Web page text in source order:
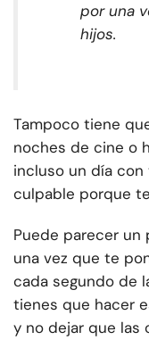
por una
hijos.
Tampoco tiene
noches de cine o
incluso un día
culpable porque
Puede parecer un
una vez que te
cada segundo de
tienes que hacer
y no dejar que las